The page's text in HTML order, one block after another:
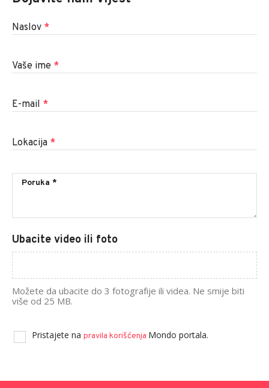
Naslov *
Vaše ime *
E-mail *
Lokacija *
Ubacite video ili foto
Možete da ubacite do 3 fotografije ili videa. Ne smije biti
više od 25 MB.
Pristajete na pravila korišćenja Mondo portala.